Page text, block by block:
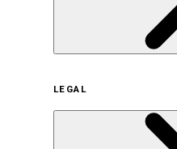
サステナビリ
サステナビリテ
LEGAL